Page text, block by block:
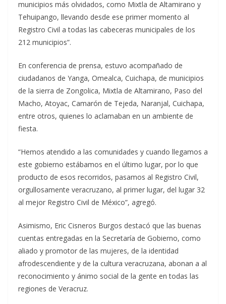
municipios más olvidados, como Mixtla de Altamirano y
Tehuipango, llevando desde ese primer momento al
Registro Civil a todas las cabeceras municipales de los
212 municipios”.
En conferencia de prensa, estuvo acompañado de
ciudadanos de Yanga, Omealca, Cuichapa, de municipios
de la sierra de Zongolica, Mixtla de Altamirano, Paso del
Macho, Atoyac, Camarón de Tejeda, Naranjal, Cuichapa,
entre otros, quienes lo aclamaban en un ambiente de
fiesta.
“Hemos atendido a las comunidades y cuando llegamos a
este gobierno estábamos en el último lugar, por lo que
producto de esos recorridos, pasamos al Registro Civil,
orgullosamente veracruzano, al primer lugar, del lugar 32
al mejor Registro Civil de México”, agregó.
Asimismo, Eric Cisneros Burgos destacó que las buenas
cuentas entregadas en la Secretaría de Gobierno, como
aliado y promotor de las mujeres, de la identidad
afrodescendiente y de la cultura veracruzana, abonan a al
reconocimiento y ánimo social de la gente en todas las
regiones de Veracruz.